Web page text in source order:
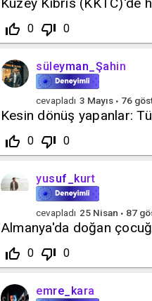
Kuzey Kıbrıs (KKTC)'de
thumb_up_off_alt 0 thumb_down_off_alt 0
süleyman_Şahin
cevapladı 3 Mayıs 76
Kesin dönüş yapanlar:
thumb_up_off_alt 0 thumb_down_off_alt 0
yusuf_kurt
cevapladı 25 Nisan 87
Almanya'da doğan
thumb_up_off_alt 0 thumb_down_off_alt 0
emre_kara